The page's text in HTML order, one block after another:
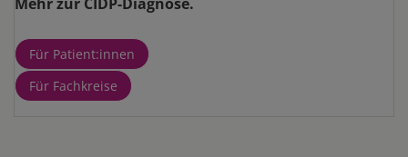
Für Patient:innen
Für Fachkreise